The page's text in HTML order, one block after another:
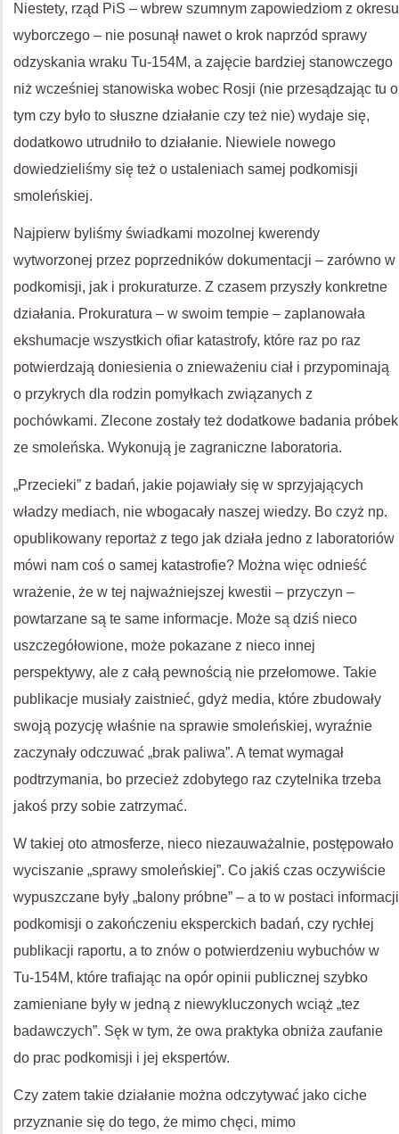
Niestety, rząd PiS – wbrew szumnym zapowiedziom z okresu
wyborczego – nie posunął nawet o krok naprzód sprawy
odzyskania wraku Tu-154M, a zajęcie bardziej stanowczego
niż wcześniej stanowiska wobec Rosji (nie przesądzając tu o
tym czy było to słuszne działanie czy też nie) wydaje się,
dodatkowo utrudniło to działanie. Niewiele nowego
dowiedzieliśmy się też o ustaleniach samej podkomisji
smoleńskiej.
Najpierw byliśmy świadkami mozolnej kwerendy
wytworzonej przez poprzedników dokumentacji – zarówno w
podkomisji, jak i prokuraturze. Z czasem przyszły konkretne
działania. Prokuratura – w swoim tempie – zaplanowała
ekshumacje wszystkich ofiar katastrofy, które raz po raz
potwierdzają doniesienia o znieważeniu ciał i przypominają
o przykrych dla rodzin pomyłkach związanych z
pochówkami. Zlecone zostały też dodatkowe badania próbek
ze smoleńska. Wykonują je zagraniczne laboratoria.
„Przecieki” z badań, jakie pojawiały się w sprzyjających
władzy mediach, nie wbogacały naszej wiedzy. Bo czyż np.
opublikowany reportaż z tego jak działa jedno z laboratoriów
mówi nam coś o samej katastrofie? Można więc odnieść
wrażenie, że w tej najważniejszej kwestii – przyczyn –
powtarzane są te same informacje. Może są dziś nieco
uszczegółowione, może pokazane z nieco innej
perspektywy, ale z całą pewnością nie przełomowe. Takie
publikacje musiały zaistnieć, gdyż media, które zbudowały
swoją pozycję właśnie na sprawie smoleńskiej, wyraźnie
zaczynały odczuwać „brak paliwa”. A temat wymagał
podtrzymania, bo przecież zdobytego raz czytelnika trzeba
jakoś przy sobie zatrzymać.
W takiej oto atmosferze, nieco niezauważalnie, postępowało
wyciszanie „sprawy smoleńskiej”. Co jakiś czas oczywiście
wypuszczane były „balony próbne” – a to w postaci informacji
podkomisji o zakończeniu eksperckich badań, czy rychłej
publikacji raportu, a to znów o potwierdzeniu wybuchów w
Tu-154M, które trafiając na opór opinii publicznej szybko
zamieniane były w jedną z niewykluczonych wciąż „tez
badawczych”. Sęk w tym, że owa praktyka obniża zaufanie
do prac podkomisji i jej ekspertów.
Czy zatem takie działanie można odczytywać jako ciche
przyznanie się do tego, że mimo chęci, mimo